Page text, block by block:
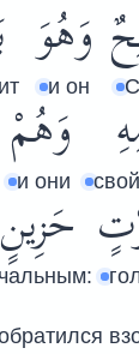
وَهُوَ
и он
وَهُمْ
и они